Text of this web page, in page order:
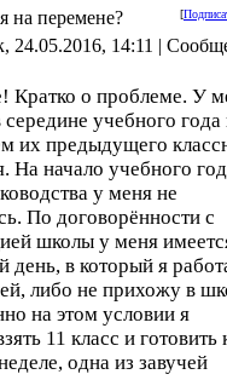
[
на перемене?
24.05.2016, 14:11 |
Кратко о проблеме. У
учебного года
их предыдущего
На начало учебного
у меня не
По договорённости с
школы у меня
день, в который я
либо не прихожу в
на этом условии я
11 класс и
одна из завучей